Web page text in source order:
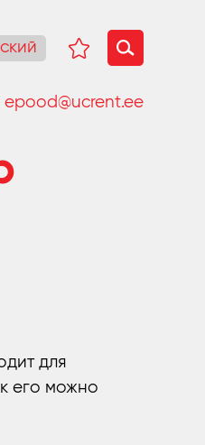
epood@ucrent.ee
для
его можно